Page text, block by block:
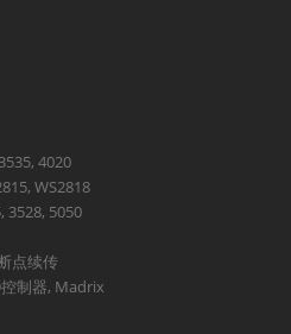
4020
WS2818
3528, 5050
点续传
制器, Madrix